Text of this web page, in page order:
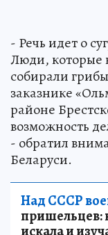
- Речь идет о
Люди, которые
собирали
заказнике
районе
возможность
- обратил
Беларуси.
Над СССР
пришельцев:
искала и